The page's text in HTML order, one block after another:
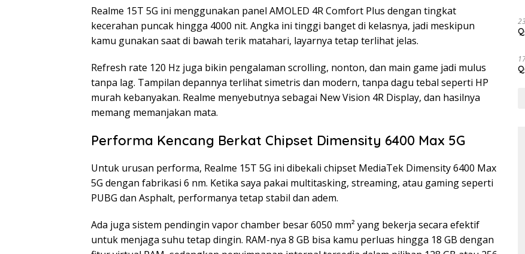
Realme 15T 5G ini menggunakan panel AMOLED 4R Comfort Plus dengan tingkat
kecerahan puncak hingga 4000 nit. Angka ini tinggi banget di kelasnya, jadi meskipun
kamu gunakan saat di bawah terik matahari, layarnya tetap terlihat jelas.
Refresh rate 120 Hz juga bikin pengalaman scrolling, nonton, dan main game jadi mulus
tanpa lag. Tampilan depannya terlihat simetris dan modern, tanpa dagu tebal seperti HP
murah kebanyakan. Realme menyebutnya sebagai New Vision 4R Display, dan hasilnya
memang memanjakan mata.
Performa Kencang Berkat Chipset Dimensity 6400 Max 5G
Untuk urusan performa, Realme 15T 5G ini dibekali chipset MediaTek Dimensity 6400 Max
5G dengan fabrikasi 6 nm. Ketika saya pakai multitasking, streaming, atau gaming seperti
PUBG dan Asphalt, performanya tetap stabil dan adem.
Ada juga sistem pendingin vapor chamber besar 6050 mm² yang bekerja secara efektif
untuk menjaga suhu tetap dingin. RAM-nya 8 GB bisa kamu perluas hingga 18 GB dengan